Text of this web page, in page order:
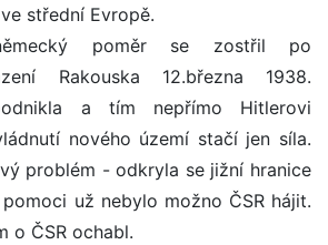
střední Evropě.
německý poměr se zostřil po
Rakouska 12.března 1938.
a tím nepřímo Hitlerovi
nového území stačí jen síla.
problém - odkryla se jižní hranice
už nebylo možno ČSR hájit.
o ČSR ochabl.